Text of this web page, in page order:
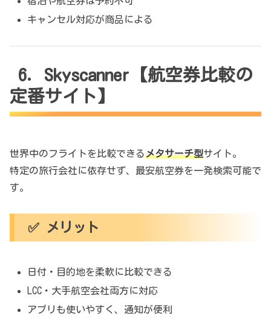
キャンセル対応が商品による
6. Skyscanner【航空券比較の
定番サイト】
世界中のフライトを比較できるメタサーチ型サイト。
特定の旅行会社に依存せず、最安航空券を一発検索可能で
す。
✅ メリット
日付・目的地を柔軟に比較できる
LCC・大手航空会社両方に対応
アプリも使いやすく、通知が便利